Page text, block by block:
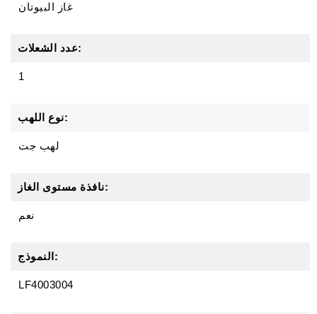
غاز البيوتان
عدد الشعلات:
1
نوع اللهب:
لهب جت
نافذة مستوى الغاز:
نعم
النموذج:
LF4003004